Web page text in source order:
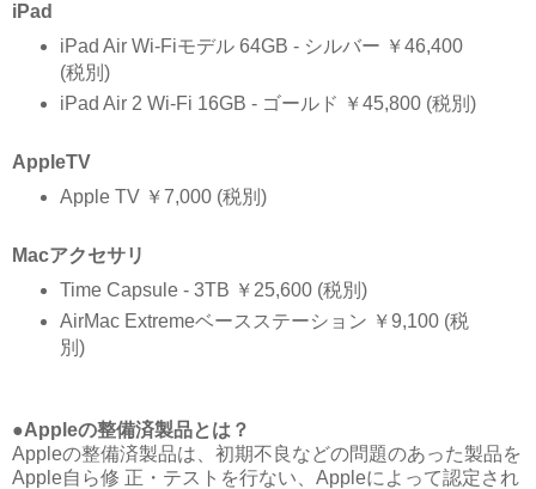
iPad
iPad Air Wi-Fiモデル 64GB - シルバー ￥46,400
(税別)
iPad Air 2 Wi-Fi 16GB - ゴールド ￥45,800 (税別)
AppleTV
Apple TV ￥7,000 (税別)
Macアクセサリ
Time Capsule - 3TB ￥25,600 (税別)
AirMac Extremeベースステーション ￥9,100 (税
別)
●Appleの整備済製品とは？
Appleの整備済製品は、初期不良などの問題のあった製品を
Apple自ら修 正・テストを行ない、Appleによって認定され